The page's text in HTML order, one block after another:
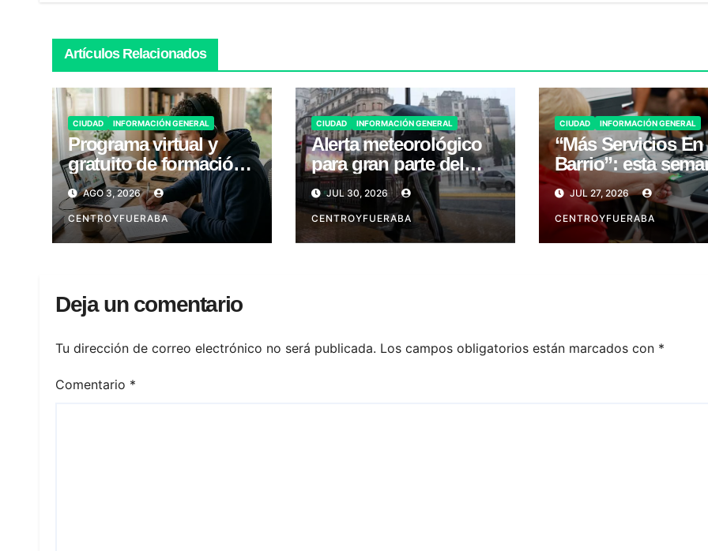
Artículos Relacionados
CIUDAD INFORMACIÓN GENERAL
Programa virtual y
gratuito de formación
laboral en CABA
AGO 3, 2026
CENTROYFUERABA
CIUDAD INFORMACIÓN GENERAL
Alerta meteorológico
para gran parte del
Viernes 31
JUL 30, 2026
CENTROYFUERABA
CIUDAD INFORMACIÓN GENERAL
“Más Servicios En
Barrio”: esta
en San Telmo
JUL 27, 2026
CENTROYFUERABA
Deja un comentario
Tu dirección de correo electrónico no será publicada. Los campos obligatorios están marcados con *
Comentario *